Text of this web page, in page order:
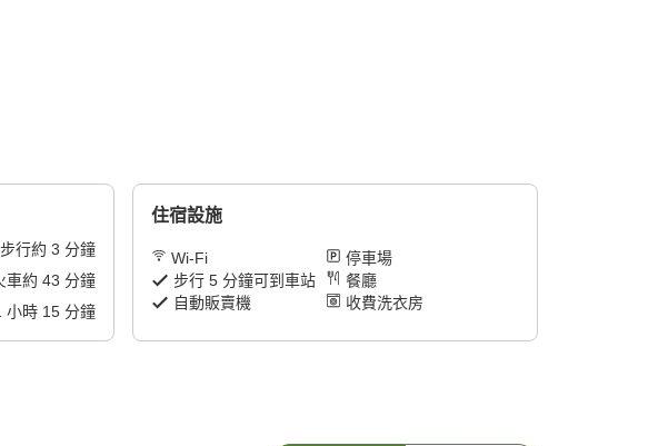
步行約 3 分鐘
車約 43 分鐘
小時 15分鐘
住宿設施
Wi-Fi
停車場
步行 5 分鐘可到車站
餐廳
自動販賣機
收費洗衣房